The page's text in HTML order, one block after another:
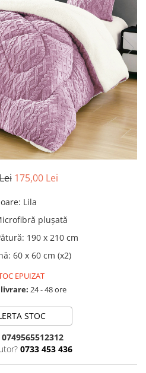
175,00 Lei
: Lila
plușată
: 190 x 210 cm
: 60 x 60 cm (x2)
EPUIZAT
24 - 48 ore
STOC
0749565512312
0733 453 436